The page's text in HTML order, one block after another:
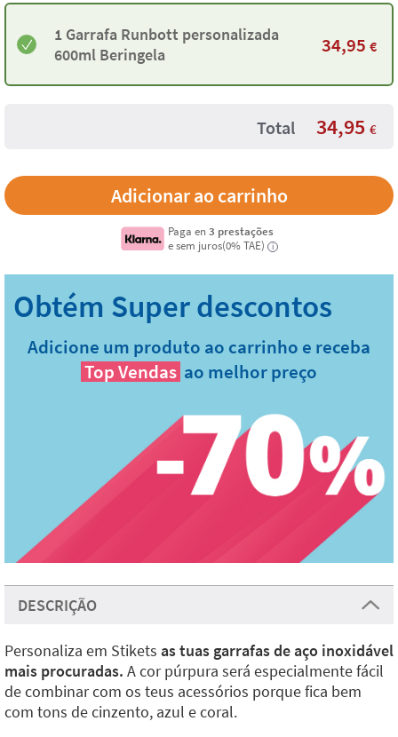
1 Garrafa Runbott personalizada
600ml Beringela
34,95 €
Total 34,95 €
Paga en3 prestações
e sem juros(0% TAE)
i
Adicione um produto ao carrinho e receba
Top Vendas ao melhor preço
DESCRIÇÃO
Personaliza em Stikets as tuas garrafas de aço inoxidável
mais procuradas. A cor púrpura será especialmente fácil
de combinar com os teus acessórios porque fica bem
com tons de cinzento, azul e coral.